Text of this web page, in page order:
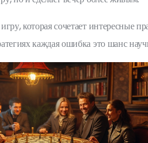
которая сочетает интересные
каждая ошибка это шанс